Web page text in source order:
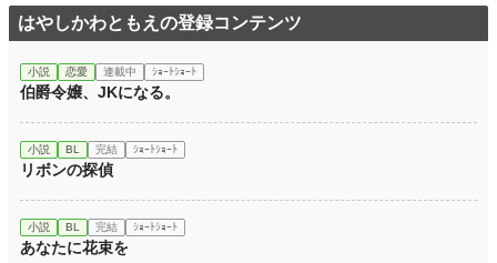
はやしかわともえの登録コンテンツ
小説 恋愛 連載中 ｼｮｰﾄｼｮｰﾄ
伯爵令嬢、JKになる。
小説 BL 完結 ｼｮｰﾄｼｮｰﾄ
リボンの探偵
小説 BL 完結 ｼｮｰﾄｼｮｰﾄ
あなたに花束を